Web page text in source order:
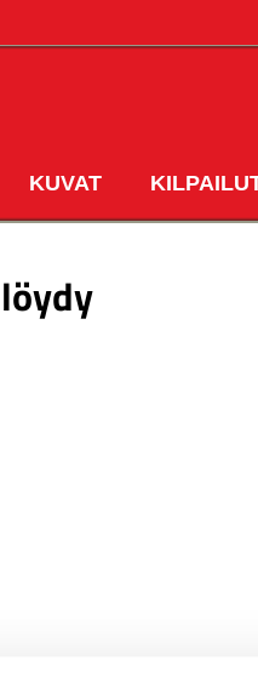
KUVAT